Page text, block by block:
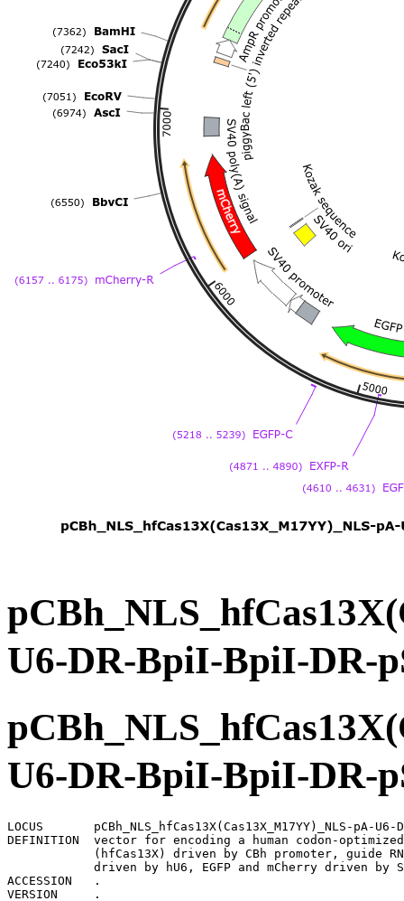
U6-DR-BpiI-BpiI-DR-
U6-DR-BpiI-BpiI-DR-
LOCUS       pCBh_NLS_hfCas13X(Cas13X_M17YY)_NLS-pA-U6-DR-BpiI-BpiI-DR-pSV40-EGFP-pA-pSV40-mCherry-pA                9185 bp ds-DNA     circular SYN 12-SEP-2022
DEFINITION  vector for encoding a human codon-optimized High-fidelity Cas13X 
            (hfCas13X) driven by CBh promoter, guide RNAs compatible with Cas13X
            driven by hU6, EGFP and mCherry driven by SV40 promoters.
ACCESSION   .
VERSION     .
KEYWORDS    
            pCBh_NLS_hfCas13X(Cas13X_M17YY)_NLS-pA-U6-DR-BpiI-BpiI-DR-pSV40-EGFP-pA-pSV40-mCherry-pA
SOURCE      synthetic DNA construct
  ORGANISM  synthetic DNA construct
REFERENCE   1  (bases 1 to 9185)
  TITLE     High-fidelity Cas13 variants for targeted RNA degradation with 
            minimal collateral effects
  JOURNAL   Unpublished
REFERENCE   2  (bases 1 to 9185)
  AUTHORS   .
  TITLE     Direct Submission
  JOURNAL   Exported Sep 12, 2022 from SnapGene Server 1.1.58
            http://www.biofeng.com
FEATURES             Location/Qualifiers
     source          1..9185
                     /organism="synthetic DNA construct"
                     /mol_type="other DNA"
     repeat_region   25..87
                     /label=piggyBac right (3') inverted repeat
                     /note="piggyBac transposon-specific inverted terminal 
                     repeat sequence (ITR)"
     enhancer        396..681
                     /label=CMV enhancer
                     /note="human cytomegalovirus immediate early enhancer; 
                     contains an 18-bp deletion relative to the standard CMV 
                     enhancer"
     intron          961..1188
                     /label=hybrid intron
                     /note="hybrid between chicken beta-actin (CBA) and minute 
                     virus of mice (MMV) introns (Gray et al., 2011)"
     CDS             1209..1229
                     /codon_start=1
                     /product="nuclear localization signal of SV40 (simian virus
                     40) large T antigen"
                     /label=SV40 NLS
                     /translation="PKKKRKV"
     CDS             3552..3572
                     /codon_start=1
                     /product="nuclear localization signal of SV40 (simian virus
                     40) large T antigen"
                     /label=SV40 NLS
                     /translation="PKKKRKV"
     polyA_signal    3582..3716
                     /label=SV40 poly(A) signal
                     /note="SV40 polyadenylation signal"
     promoter        3723..3963
                     /label=U6 promoter
                     /note="RNA polymerase III promoter for human U6 snRNA"
     primer_bind     3723..3743
                     /label=hU6-F
                     /note="Human U6 promoter, forward primer"
     primer_bind     3894..3913
                     /label=LKO.1 5'
                     /note="Human U6 promoter, forward primer"
     promoter        4088..4159
                     /gene="bla"
                     /label=AmpR promoter
     promoter        4161..4518
                     /label=SV40 promoter
                     /note="SV40 enhancer and early promoter"
     rep_origin      4369..4504
                     /label=SV40 ori
                     /note="SV40 origin of replication"
     regulatory      4559..4568
                     /regulatory_class="other"
                     /note="vertebrate consensus sequence for strong initiation 
                     of translation (Kozak, 1987)"